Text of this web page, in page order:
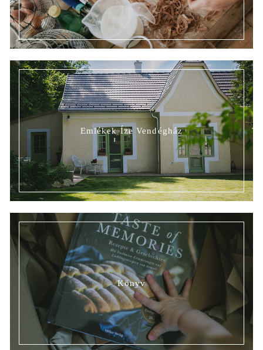
Emlékek Íze Vendégház
Könyv